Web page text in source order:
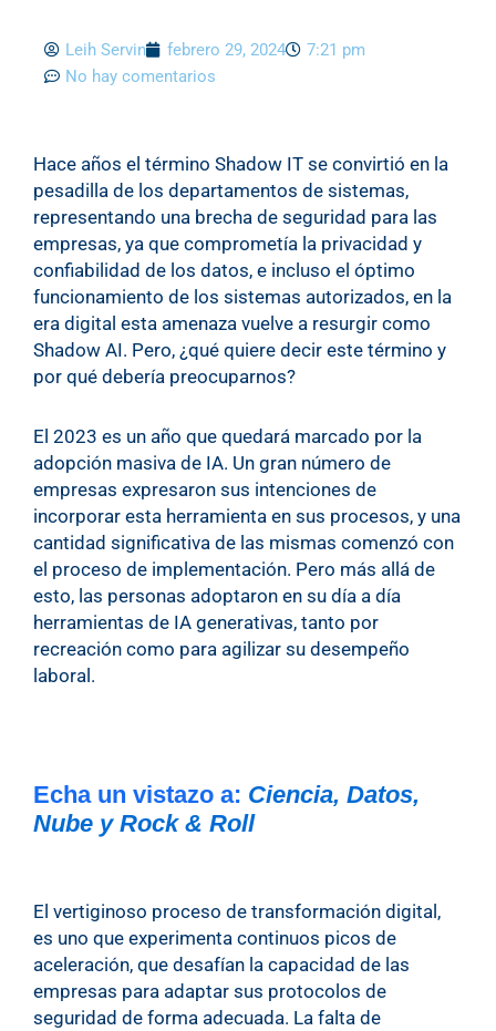
Leih Servin febrero 29, 2024
7:21 pm
No hay comentarios
Hace años el término Shadow IT se convirtió en la
pesadilla de los departamentos de sistemas,
representando una brecha de seguridad para las
empresas, ya que comprometía la privacidad y
confiabilidad de los datos, e incluso el óptimo
funcionamiento de los sistemas autorizados, en la
era digital esta amenaza vuelve a resurgir como
Shadow AI. Pero, ¿qué quiere decir este término y
por qué debería preocuparnos?
El 2023 es un año que quedará marcado por la
adopción masiva de IA. Un gran número de
empresas expresaron sus intenciones de
incorporar esta herramienta en sus procesos, y una
cantidad significativa de las mismas comenzó con
el proceso de implementación. Pero más allá de
esto, las personas adoptaron en su día a día
herramientas de IA generativas, tanto por
recreación como para agilizar su desempeño
laboral.
Echa un vistazo a: Ciencia, Datos,
Nube y Rock & Roll
El vertiginoso proceso de transformación digital,
es uno que experimenta continuos picos de
aceleración, que desafían la capacidad de las
empresas para adaptar sus protocolos de
seguridad de forma adecuada. La falta de